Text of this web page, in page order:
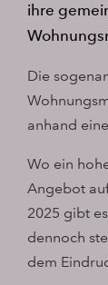
ihre
Die
anhand
Wo ein
Angebot
2025 gibt
dennoch
dem